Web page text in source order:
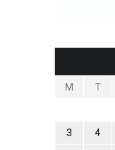
M T
3 4